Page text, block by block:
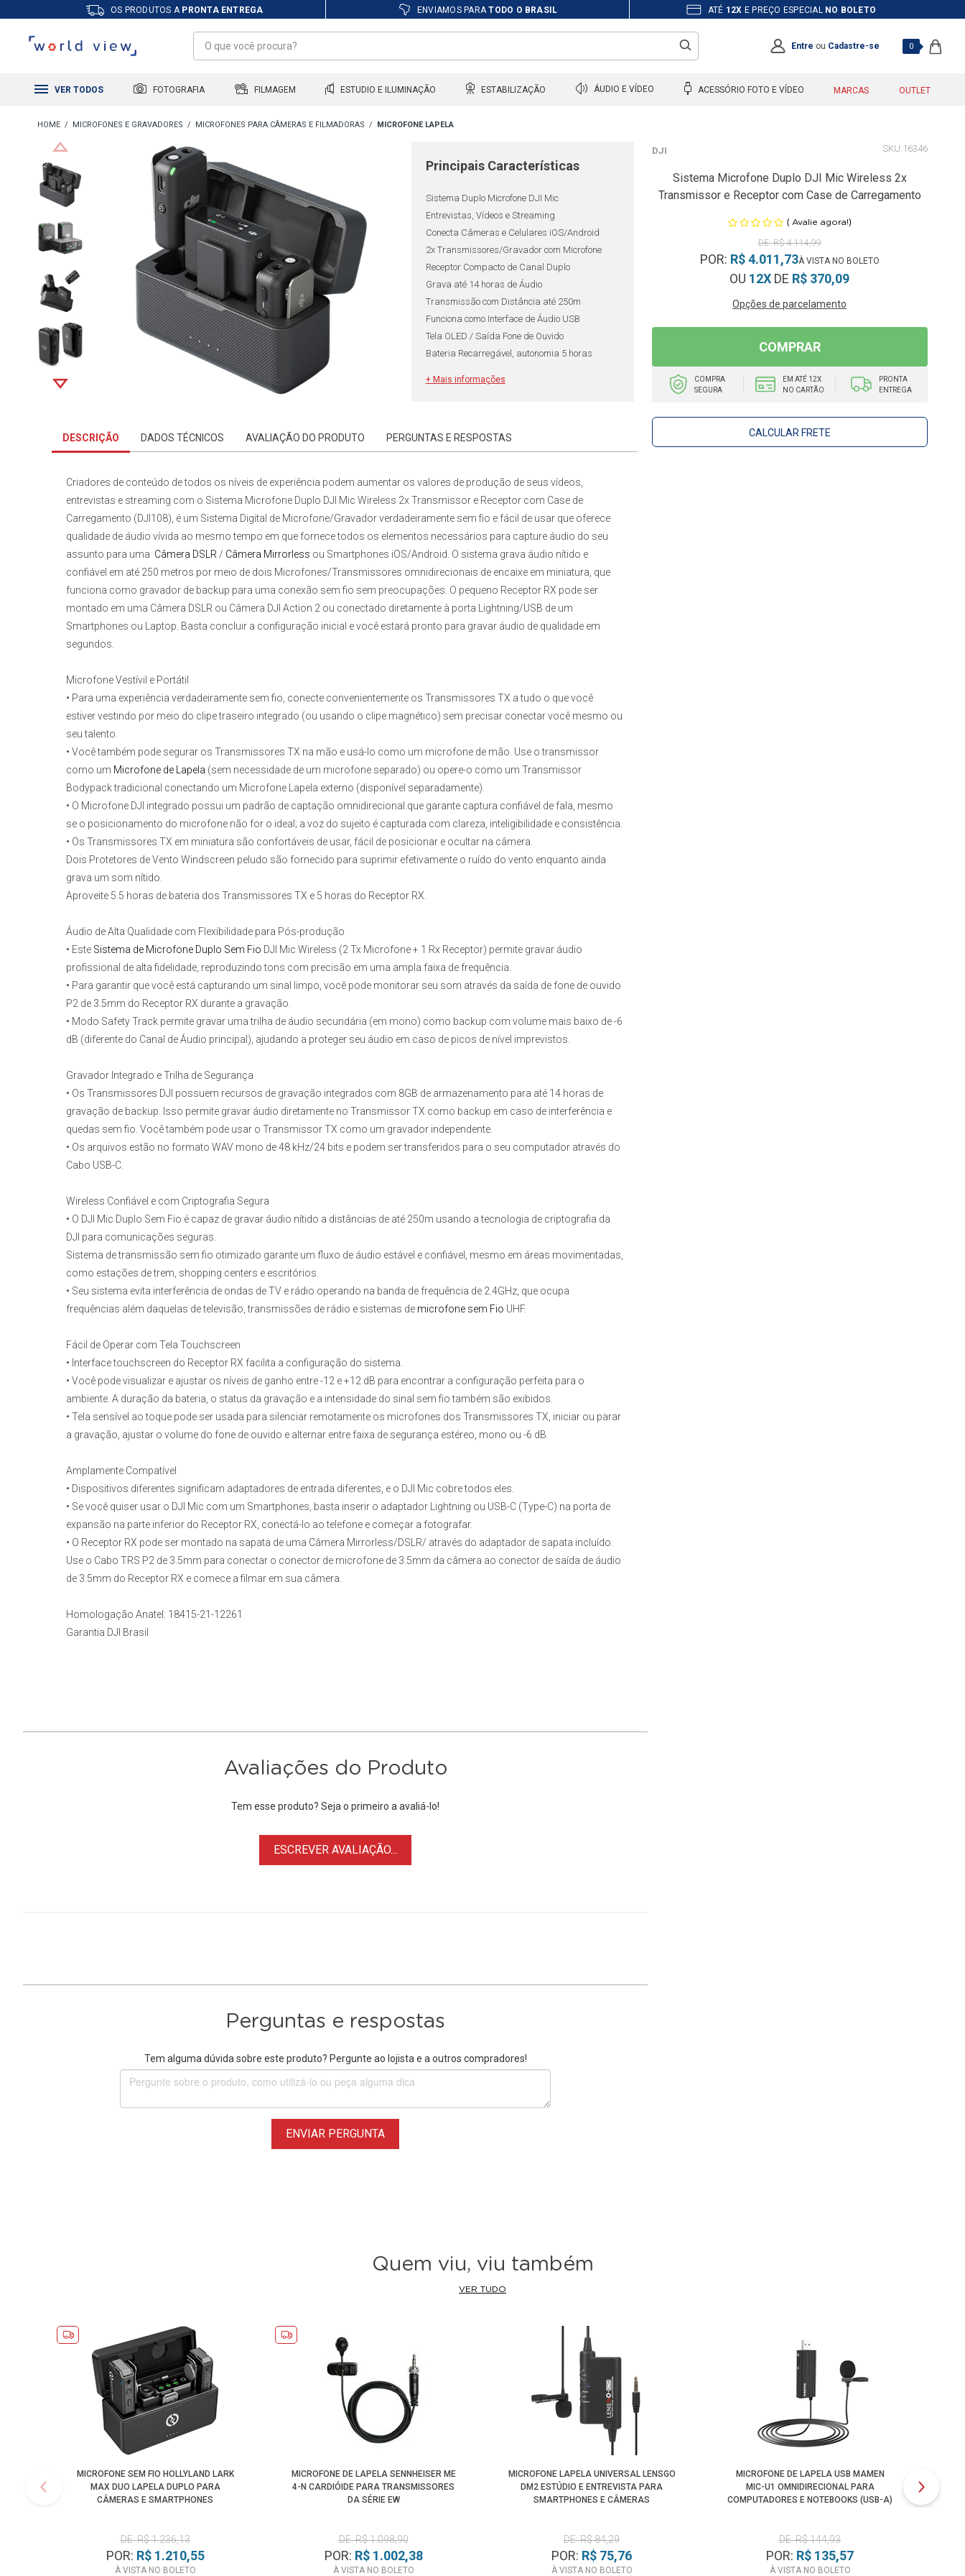
OS PRODUTOS A PRONTA ENTREGA ENVIAMOS PARATODO O BRASIL ATÉ 12X E PREÇO ESPECIAL NO BOLETO
Entre ou Cadastre-se 0
VER TODOS FOTOGRAFIA FILMAGEM ESTUDIO E ILUMINAÇÃO ESTABILIZAÇÃO ÁUDIO E VÍDEO ACESSÓRIO FOTO E VÍDEO MARCAS OUTLET
MICROFONES E GRAVADORES MICROFONES PARA CÂMERAS E FILMADORAS MICROFONE LAPELA
Principais Características
Sistema Duplo Microfone DJI Mic
Entrevistas, Vídeos e Streaming
Conecta Câmeras e Celulares iOS/Android
2x Transmissores/Gravador com Microfone
Receptor Compacto de Canal Duplo
Grava até 14 horas de Áudio
Transmissão com Distância até 250m
Funciona como Interface de Áudio USB
Tela OLED / Saída Fone de Ouvido
Bateria Recarregável, autonomia 5 horas
Homologação Anatel: 18415-21-12261
+ Mais informações
DJI 16346
Sistema Microfone Duplo DJI Mic Wireless 2x
Transmissor e Receptor com Case de Carregamento
( Avalie agora!)
R$ 4.114,99
POR: R$ 4.011,73
OU 12X DE R$ 370,09
Opções de parcelamento
COMPRAR
COMPRA
SEGURA
EM ATÉ 12X
NO CARTÃO
PRONTA
ENTREGA
CALCULAR FRETE
DESCRIÇÃO DADOS TÉCNICOS AVALIAÇÃO DO PRODUTO PERGUNTAS E RESPOSTAS
Criadores de conteúdo de todos os níveis de experiência podem aumentar os valores de produção de seus vídeos,
entrevistas e streaming com o Sistema Microfone Duplo DJI Mic Wireless 2x Transmissor e Receptor com Case de
Carregamento (DJI108) , é um Sistema Digital de Microfone/Gravador verdadeiramente sem fio e fácil de usar que oferece
qualidade de áudio vívida ao mesmo tempo em que fornece todos os elementos necessários para capture áudio do seu
assunto para uma Câmera DSLR / Câmera Mirrorless ou Smartphones iOS/Android. O sistema grava áudio nítido e
confiável em até 250 metros por meio de dois Microfones/Transmissores omnidirecionais de encaixe em miniatura, que
funciona como gravador de backup para uma conexão sem fio sem preocupações. O pequeno Receptor RX pode ser
montado em uma Câmera DSLR ou Câmera DJI Action 2 ou conectado diretamente à porta Lightning/USB de um
Smartphones ou Laptop. Basta concluir a configuração inicial e você estará pronto para gravar áudio de qualidade em
segundos.
Microfone Vestívil e Portátil
• Para uma experiência verdadeiramente sem fio, conecte convenientemente os Transmissores TX a tudo o que você
estiver vestindo por meio do clipe traseiro integrado (ou usando o clipe magnético) sem precisar conectar você mesmo ou
seu talento.
• Você também pode segurar os Transmissores TX na mão e usá-lo como um microfone de mão. Use o transmissor
como um Microfone de Lapela (sem necessidade de um microfone separado) ou opere-o como um Transmissor
Bodypack tradicional conectando um Microfone Lapela externo (disponível separadamente).
• O Microfone DJI integrado possui um padrão de captação omnidirecional que garante captura confiável de fala, mesmo
se o posicionamento do microfone não for o ideal; a voz do sujeito é capturada com clareza, inteligibilidade e consistência.
• Os Transmissores TX em miniatura são confortáveis de usar, fácil de posicionar e ocultar na câmera.
Dois Protetores de Vento Windscreen peludo são fornecido para suprimir efetivamente o ruído do vento enquanto ainda
grava um som nítido.
Aproveite 5.5 horas de bateria dos Transmissores TX e 5 horas do Receptor RX.
Áudio de Alta Qualidade com Flexibilidade para Pós-produção
• Este Sistema de Microfone Duplo Sem Fio DJI Mic Wireless (2 Tx Microfone + 1 Rx Receptor) permite gravar áudio
profissional de alta fidelidade, reproduzindo tons com precisão em uma ampla faixa de frequência.
• Para garantir que você está capturando um sinal limpo, você pode monitorar seu som através da saída de fone de ouvido
P2 de 3.5mm do Receptor RX durante a gravação.
• Modo Safety Track permite gravar uma trilha de áudio secundária (em mono) como backup com volume mais baixo de -6
dB (diferente do Canal de Áudio principal), ajudando a proteger seu áudio em caso de picos de nível imprevistos.
Gravador Integrado e Trilha de Segurança
• Os Transmissores DJI possuem recursos de gravação integrados com 8GB de armazenamento para até 14 horas de
gravação de backup. Isso permite gravar áudio diretamente no Transmissor TX como backup em caso de interferência e
quedas sem fio. Você também pode usar o Transmissor TX como um gravador independente.
• Os arquivos estão no formato WAV mono de 48 kHz/24 bits e podem ser transferidos para o seu computador através do
Cabo USB-C.
Wireless Confiável e com Criptografia Segura
• O DJI Mic Duplo Sem Fio é capaz de gravar áudio nítido a distâncias de até 250m usando a tecnologia de criptografia da
DJI para comunicações seguras.
Sistema de transmissão sem fio otimizado garante um fluxo de áudio estável e confiável, mesmo em áreas movimentadas,
como estações de trem, shopping centers e escritórios.
• Seu sistema evita interferência de ondas de TV e rádio operando na banda de frequência de 2.4GHz, que ocupa
frequências além daquelas de televisão, transmissões de rádio e sistemas de microfone sem Fio UHF.
Fácil de Operar com Tela Touchscreen
• Interface touchscreen do Receptor RX facilita a configuração do sistema.
• Você pode visualizar e ajustar os níveis de ganho entre -12 e +12 dB para encontrar a configuração perfeita para o
ambiente. A duração da bateria, o status da gravação e a intensidade do sinal sem fio também são exibidos.
• Tela sensível ao toque pode ser usada para silenciar remotamente os microfones dos Transmissores TX, iniciar ou parar
a gravação, ajustar o volume do fone de ouvido e alternar entre faixa de segurança estéreo, mono ou -6 dB.
Amplamente Compatível
• Dispositivos diferentes significam adaptadores de entrada diferentes, e o DJI Mic cobre todos eles.
• Se você quiser usar o DJI Mic com um Smartphones, basta inserir o adaptador Lightning ou USB-C (Type-C) na porta de
expansão na parte inferior do Receptor RX, conectá-lo ao telefone e começar a fotografar.
• O Receptor RX pode ser montado na sapata de uma Câmera Mirrorless/DSLR/ através do adaptador de sapata incluído.
Use o Cabo TRS P2 de 3.5mm para conectar o conector de microfone de 3.5mm da câmera ao conector de saída de áudio
de 3.5mm do Receptor RX e comece a filmar em sua câmera.
Homologação Anatel: 18415-21-12261
Garantia DJI Brasil
Avaliações do Produto
Tem esse produto? Seja o primeiro a avaliá-lo!
ESCREVER AVALIAÇÃO...
Perguntas e respostas
Tem alguma dúvida sobre este produto? Pergunte ao lojista e a outros compradores!
ENVIAR PERGUNTA
Quem viu, viu também
VER TUDO
MICROFONE SEM FIO HOLLYLAND LARK
MAX DUO LAPELA DUPLO PARA
CÂMERAS E SMARTPHONES
DE: R$ 1.236,13
POR: R$ 1.210,55
À VISTA NO BOLETO
MICROFONE DE LAPELA SENNHEISER ME
4-N CARDIÓIDE PARA TRANSMISSORES
DA SÉRIE EW
DE: R$ 1.098,90
POR: R$ 1.002,38
À VISTA NO BOLETO
MICROFONE LAPELA UNIVERSAL LENSGO
DM2 ESTÚDIO E ENTREVISTA PARA
SMARTPHONES E CÂMERAS
DE: R$ 84,29
POR: R$ 75,76
À VISTA NO BOLETO
MICROFONE DE LAPELA USB MAMEN
MIC-U1 OMNIDIRECIONAL PARA
COMPUTADORES E NOTEBOOKS (USB-A)
DE: R$ 144,93
POR: R$ 135,57
À VISTA NO BOLETO